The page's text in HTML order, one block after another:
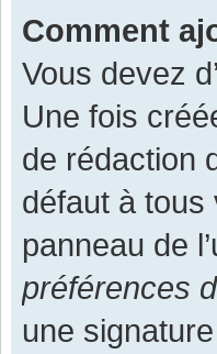
Comment
Vous devez
Une fois
de rédaction
défaut à
panneau de
préférences
une